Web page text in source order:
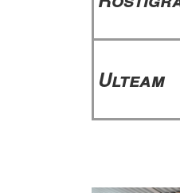
Ulteam